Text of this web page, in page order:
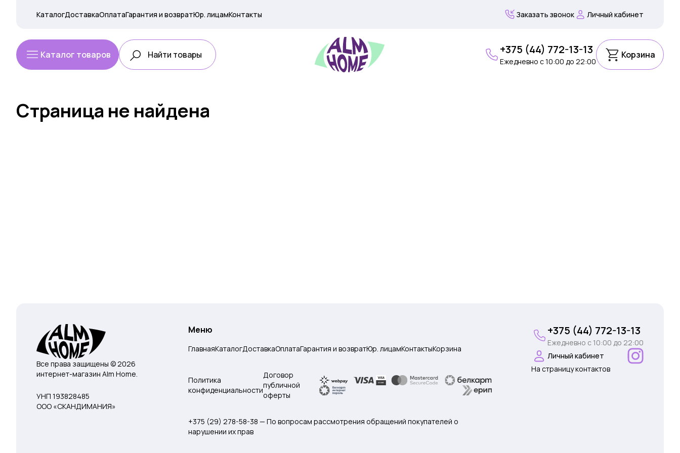
КаталогДоставкаОплатаГарантия и возвратЮр. лицамКонтакты Заказать звонок Личный кабинет
Каталог товаров +375 (44) 772-13-13
Ежедневно c 10:00 до 22:00
Корзина
Страница не найдена
Все права защищены © 2026
интернет-магазин Alm Home.
УНП 193828485
ООО «СКАНДИМАНИЯ»
Меню
ГлавнаяКаталогДоставкаОплатаГарантия и возвратЮр. лицамКонтактыКорзина
Политика
конфиденциальности
Договор
публичной
оферты
+375 (29) 278-58-38 — По вопросам рассмотрения обращений покупателей о
нарушении их прав
+375 (44) 772-13-13
Ежедневно c 10:00 до 22:00
Личный кабинет
На страницу контактов